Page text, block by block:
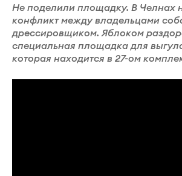
Не поделили площадку. В Челнах
конфликт между владельцами
дрессировщиком. Яблоком
специальная площадка для
которая находится в 27-ом